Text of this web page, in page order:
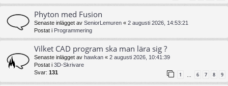
Phyton med Fusion
Senaste inlägget av SeniorLemuren « 2 augusti 2026, 14:53:21
Postat i Programmering
Vilket CAD program ska man lära sig ?
Senaste inlägget av hawkan « 2 augusti 2026, 10:41:39
Postat i 3D-Skrivare
Svar: 131 1 6 7 8 9